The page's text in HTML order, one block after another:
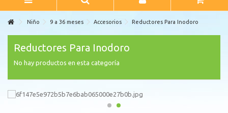
Niño 9 a 36 meses Accesorios Reductores Para Inodoro
Reductores Para Inodoro
No hay productos en esta categoría